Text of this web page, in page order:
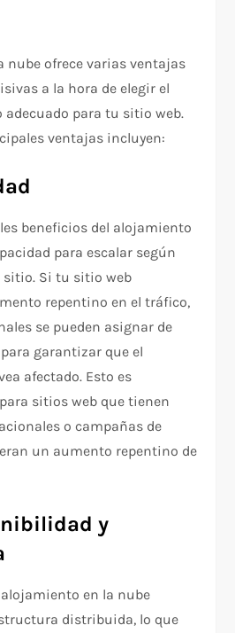
nube ofrece varias ventajas
a la hora de elegir el
para tu sitio web.
ventajas incluyen:
beneficios del alojamiento
para escalar según
sitio. Si tu sitio web
repentino en el tráfico,
se pueden asignar de
garantizar que el
afectado. Esto es
sitios web que tienen
o campañas de
un aumento repentino de
y
alojamiento en la nube
distribuida, lo que